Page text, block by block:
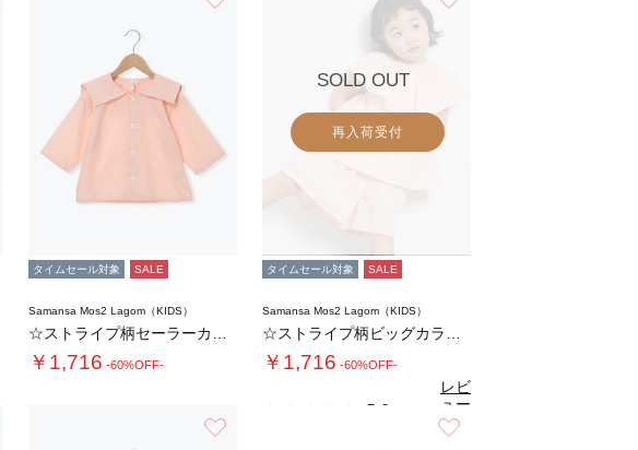
タイムセール対象 SALE
Samansa Mos2 Lagom（KIDS）
￥1,716 -60%OFF-
SOLD OUT
再入荷受付
タイムセール対象 SALE
Samansa Mos2 Lagom（KIDS）
￥1,716 -60%OFF-
5.0
レビ
ュー
を見
る